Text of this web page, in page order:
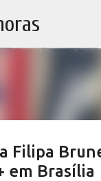
Filipa
em Brasília